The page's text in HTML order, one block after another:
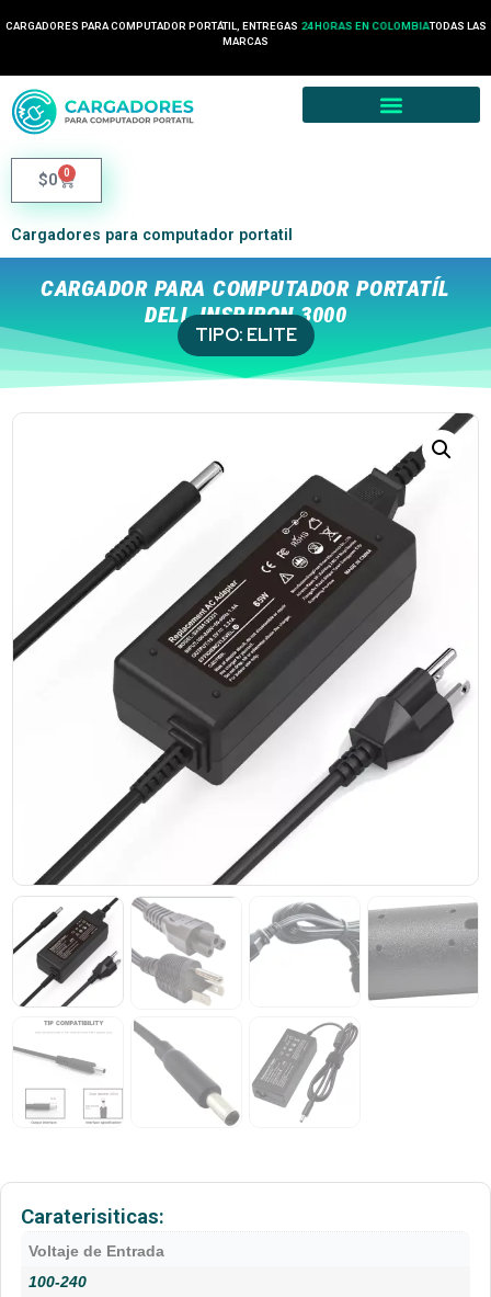
CARGADORES PARA COMPUTADOR PORTÁTIL, ENTREGAS 24 HORAS EN COLOMBIATODAS LAS
MARCAS
$0 0
Cargadores para computador portatil
CARGADOR PARA COMPUTADOR PORTATÍL
DELL INSPIRON 3000
TIPO: ELITE
Caraterisiticas:
Voltaje de Entrada
100-240